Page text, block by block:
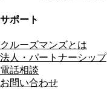
サポート
クルーズマンズとは
法人・パートナーシップ
電話相談
お問い合わせ